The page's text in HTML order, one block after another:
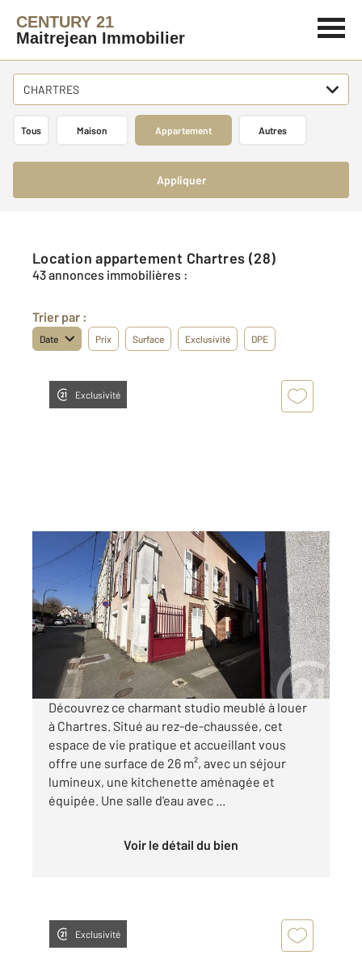
CENTURY 21
Maitrejean Immobilier
CHARTRES
Tous Maison Appartement Autres
Appliquer
Location appartement Chartres (28)
43 annonces immobilières :
Trier par :
Date Prix Surface Exclusivité DPE
Exclusivité
CHARTRES 28
26,30 m2 , 1 pièce
Ref : 28405
Appartement Studio à louer
480 €
par mois charges comprises
Découvrez ce charmant studio meublé à louer
à Chartres. Situé au rez-de-chaussée, cet
espace de vie pratique et accueillant vous
offre une surface de 26 m², avec un séjour
lumineux, une kitchenette aménagée et
équipée. Une salle d'eau avec ...
Voir le détail du bien
Exclusivité